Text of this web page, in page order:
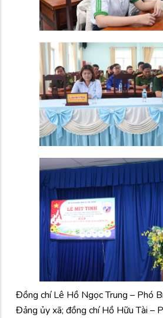
Đồng chí Lê Hồ Ngọc Trung – Phó
Đảng ủy xã; đồng chí Hồ Hữu Tài –